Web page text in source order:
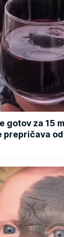
gotov za 15
prepričava